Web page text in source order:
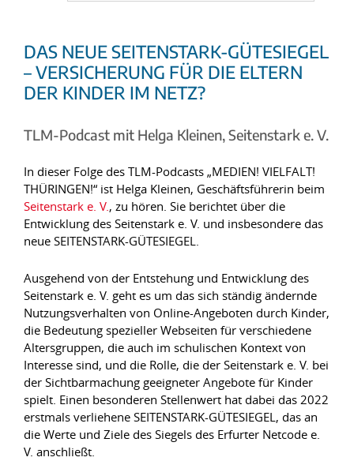
DAS NEUE SEITENSTARK-GÜTESIEGEL
– VERSICHERUNG FÜR DIE ELTERN
DER KINDER IM NETZ?
TLM-Podcast mit Helga Kleinen, Seitenstark e. V.
In dieser Folge des TLM-Podcasts „MEDIEN! VIELFALT!
THÜRINGEN!“ ist Helga Kleinen, Geschäftsführerin beim
Seitenstark e. V., zu hören. Sie berichtet über die
Entwicklung des Seitenstark e. V. und insbesondere das
neue SEITENSTARK-GÜTESIEGEL.
Ausgehend von der Entstehung und Entwicklung des
Seitenstark e. V. geht es um das sich ständig ändernde
Nutzungsverhalten von Online-Angeboten durch Kinder,
die Bedeutung spezieller Webseiten für verschiedene
Altersgruppen, die auch im schulischen Kontext von
Interesse sind, und die Rolle, die der Seitenstark e. V. bei
der Sichtbarmachung geeigneter Angebote für Kinder
spielt. Einen besonderen Stellenwert hat dabei das 2022
erstmals verliehene SEITENSTARK-GÜTESIEGEL, das an
die Werte und Ziele des Siegels des Erfurter Netcode e.
V. anschließt.